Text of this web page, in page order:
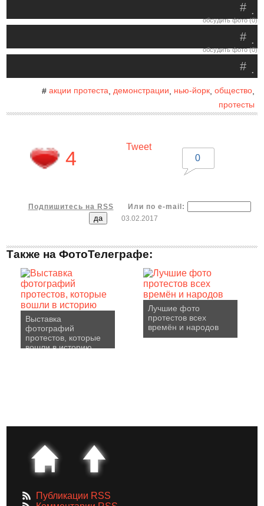
.
#
обсудить фото (0)
.
#
обсудить фото (0)
.
#
# акции протеста, демонстрации нью-йорк, общество,
протесты
4
Tweet
0
Подпишитесь на RSS
Или по e-mail:
03.02.2017
Также на ФотоТелеграфе:
Выставка
фотографий
протестов, которые
вошли в историю
Лучшие фото
протестов всех
времён и народов
Публикации RSS